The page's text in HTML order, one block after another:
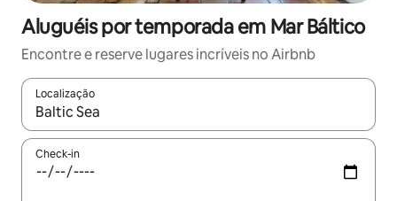
Aluguéis por temporada em Mar Báltico
Encontre e reserve lugares incríveis no Airbnb
Localização
Quando os resultados estiverem disponíveis, explore-os
Check-in